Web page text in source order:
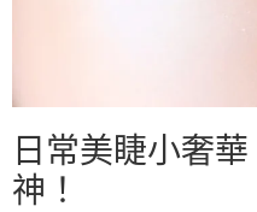
日常美睫小奢
神！